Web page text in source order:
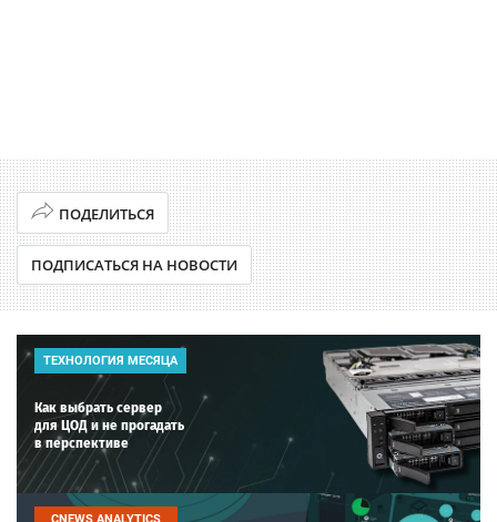
ПОДЕЛИТЬСЯ
ПОДПИСАТЬСЯ НА НОВОСТИ
ТЕХНОЛОГИЯ МЕСЯЦА
Как выбрать сервер
для ЦОД и не прогадать
в перспективе